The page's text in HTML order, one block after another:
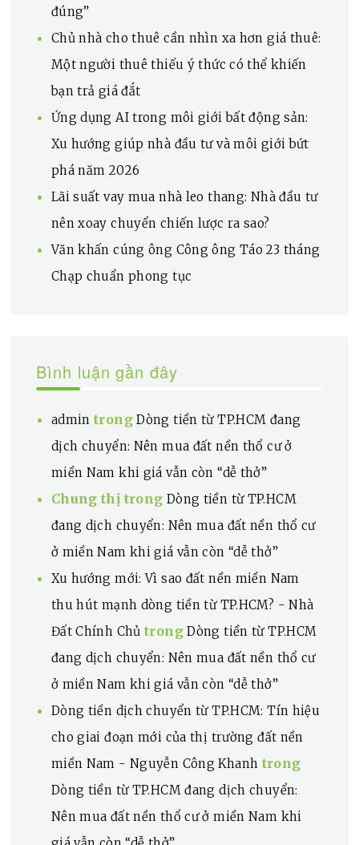
đúng”
Chủ nhà cho thuê cần nhìn xa hơn giá thuê:
Một người thuê thiếu ý thức có thể khiến
bạn trả giá đắt
Ứng dụng AI trong môi giới bất động sản:
Xu hướng giúp nhà đầu tư và môi giới bứt
phá năm 2026
Lãi suất vay mua nhà leo thang: Nhà đầu tư
nên xoay chuyển chiến lược ra sao?
Văn khấn cúng ông Công ông Táo 23 tháng
Chạp chuẩn phong tục
Bình luận gần đây
admin trongDòng tiền từ TP.HCM đang
dịch chuyển: Nên mua đất nền thổ cư ở
miền Nam khi giá vẫn còn “dễ thở”
Chung thị trong Dòng tiền từ TP.HCM
đang dịch chuyển: Nên mua đất nền thổ cư
ở miền Nam khi giá vẫn còn “dễ thở”
Xu hướng mới: Vì sao đất nền miền Nam
thu hút mạnh dòng tiền từ TP.HCM? - Nhà
Đất Chính Chủ trongDòng tiền từ TP.HCM
đang dịch chuyển: Nên mua đất nền thổ cư
ở miền Nam khi giá vẫn còn “dễ thở”
Dòng tiền dịch chuyển từ TP.HCM: Tín hiệu
cho giai đoạn mới của thị trường đất nền
miền Nam - Nguyễn Công Khanh trong
Dòng tiền từ TP.HCM đang dịch chuyển:
Nên mua đất nền thổ cư ở miền Nam khi